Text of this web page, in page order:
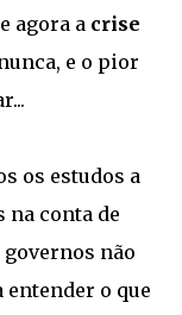
agora a crise
e o pior
os estudos a
na conta de
não
entender o que